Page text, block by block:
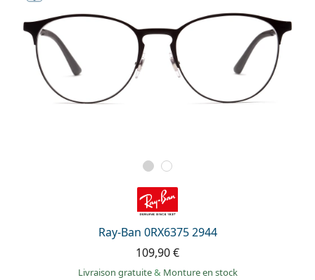
Ray-Ban 0RX6375 2944
109,90 €
Livraison gratuite& Monture en stock